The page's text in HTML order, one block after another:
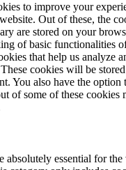
to improve your
Out of these, the
are stored on your
of basic functionalities
that help us analyze
cookies will be
You also have the option
of some of these cookies
absolutely essential for